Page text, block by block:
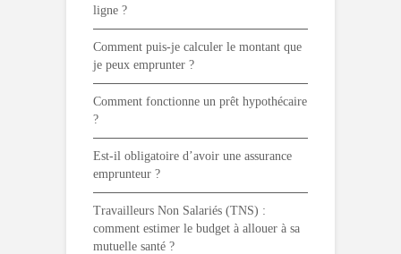
ligne ?
Comment puis-je calculer le montant que
je peux emprunter ?
Comment fonctionne un prêt hypothécaire
?
Est-il obligatoire d’avoir une assurance
emprunteur ?
Travailleurs Non Salariés (TNS) :
comment estimer le budget à allouer à sa
mutuelle santé ?